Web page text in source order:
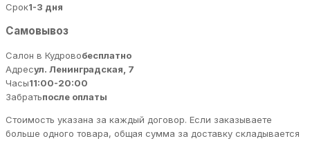
Срок1-3 дня
Самовывоз
Салон в Кудровобесплатно
Адресул. Ленинградская, 7
Часы11:00-20:00
Забратьпосле оплаты
Стоимость указана за каждый договор. Если заказываете
больше одного товара, общая сумма за доставку складывается